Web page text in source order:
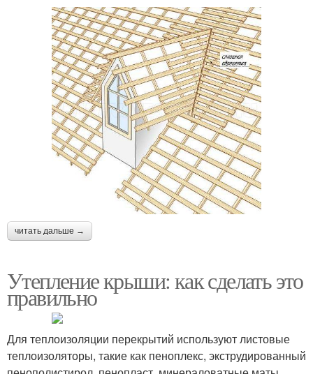
читать дальше →
Утепление крыши: как сделать это
правильно
Для теплоизоляции перекрытий используют листовые
теплоизоляторы, такие как пеноплекс, экструдированный